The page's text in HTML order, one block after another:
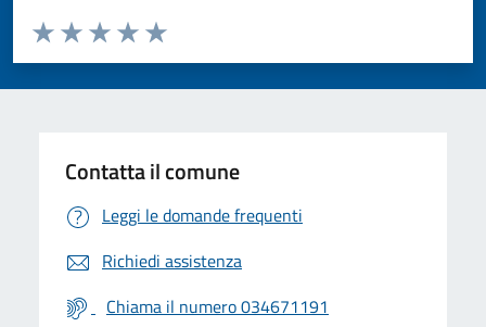
Valuta da 1 a 5 stelle la pagina
Valuta 5 stelle su 5
Valuta 4 stelle su 5
Valuta 3 stelle su 5
Valuta 2 stelle su 5
Valuta 1 stelle su 5
Contatta il comune
Leggi le domande frequenti
Richiedi assistenza
Chiama il numero 034671191